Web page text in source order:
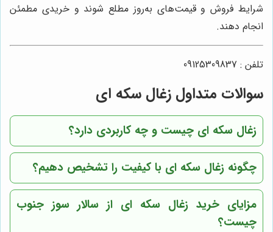
شرایط فروش و قیمت‌های به‌روز مطلع شوند و خریدی مطمئن
انجام دهند.
تلفن : 09125309837
سوالات متداول زغال سکه ای
زغال سکه ای چیست و چه کاربردی دارد؟
چگونه زغال سکه ای با کیفیت را تشخیص دهیم؟
مزایای خرید زغال سکه ای از سالار سوز جنوب
چیست؟